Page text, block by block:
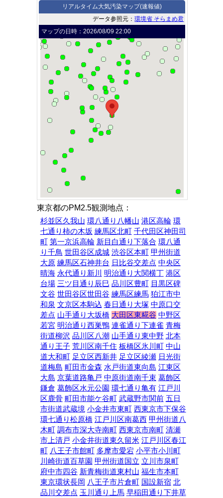
リアルタイム大気汚染マップ(速報値)
データ参照元：環境省 そらまめ君
マップの日時：2026/08/09 22:00
東京都のPM2.5観測地点：
杉並区久我山 環八通り八幡山 港区高輪 環
七通り柿の木坂 練馬区北町 千代田区神田司
町 第一京浜高輪 新目白通り下落合 環八通
り千鳥 世田谷区成城 渋谷区本町 甲州街道
大原 練馬区石神井台 日比谷交差点 中央区
晴海 永代通り新川 明治通り大関横丁 港区
台場 三ツ目通り辰巳 品川区豊町 目黒区碑
文谷 世田谷区世田谷 練馬区練馬 狛江市中
和泉 文京区本駒込 春日通り大塚 中原口交
差点 山手通り大坂橋 大田区東糀谷 中野区
若宮 明治通り西巣鴨 連雀通り下連雀 青梅
街道柳沢 品川区八潮 山手通り東中野 北本
通り王子 荒川区南千住 板橋区氷川町 中山
道大和町 足立区西新井 足立区綾瀬 日光街
道梅島 町田市金森 水戸街道東向島 江東区
大島 京葉道路亀戸 中原街道南千束 葛飾区
鎌倉 葛飾区水元公園 環七通り亀有 江戸川
区鹿骨 町田市能ケ谷町 武蔵野市関前 五日
市街道武蔵境 小金井市東町 西東京市下保谷
環七通り松原橋 江戸川区南葛西 甲州街道八
木町 調布市深大寺南町 西東京市南町 清瀬
市上清戸 小金井街道東久留米 江戸川区春江
町 八王子市館町 多摩市愛宕 小平市小川町
川崎街道百草園 甲州街道国立 立川市泉町
府中市四谷 新青梅街道東村山 福生市本町
東京環状長岡 八王子市片倉町 国設新宿 北
品川交差点 玉川通り上馬 早稲田通り下井草